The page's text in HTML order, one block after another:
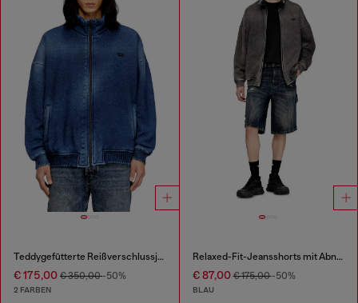
Teddygefütterte Reißverschlussjacke mit Denim-Effekt
€ 175,00 € 350,00-50%
2 FARBEN
Relaxed-Fit-Jeansshorts mit Abnutzungen
€ 87,00€ 175,00-50%
BLAU